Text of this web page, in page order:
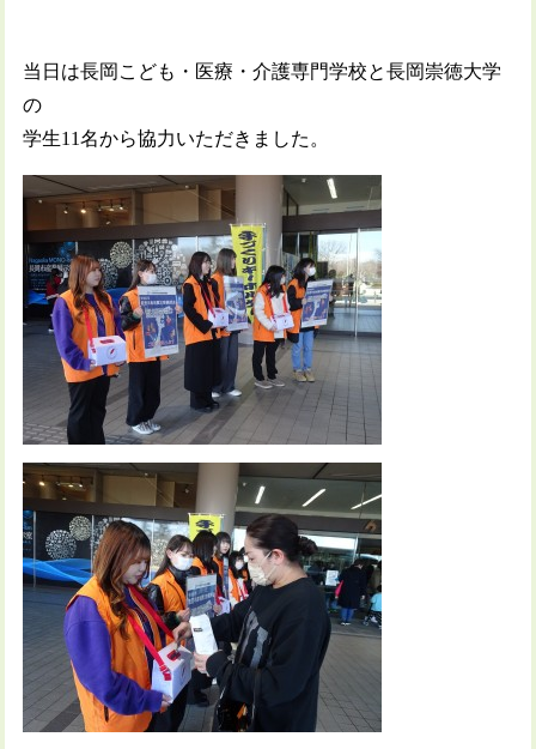
当日は長岡こども・医療・介護専門学校と長岡崇徳大学
の
学生11名から協力いただきました。